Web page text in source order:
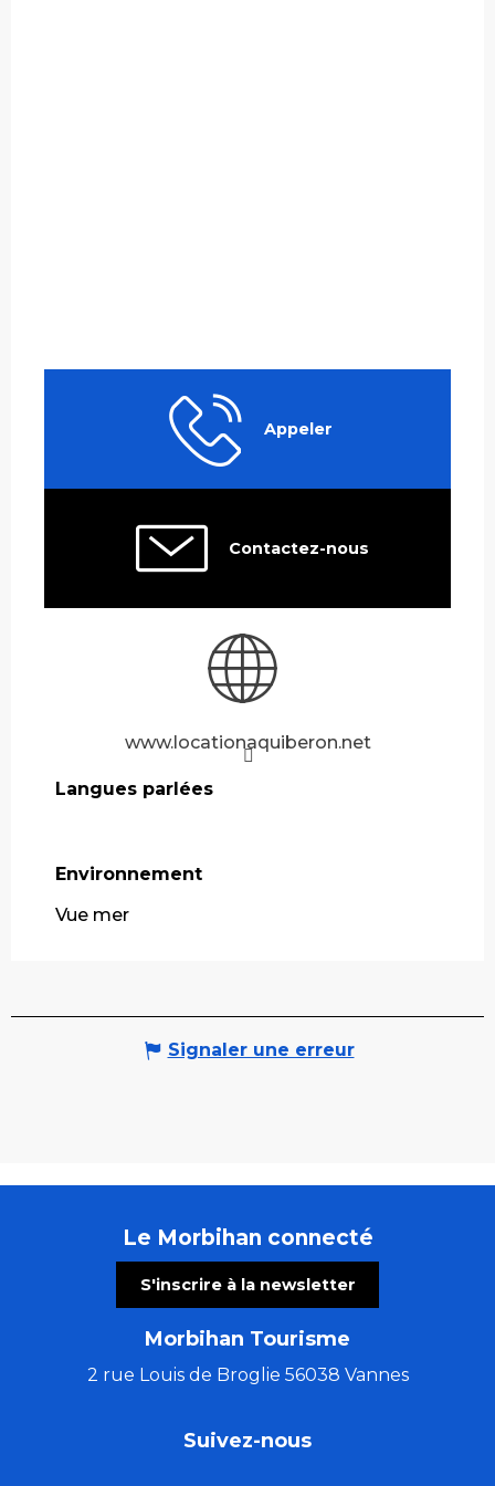
Appeler
Contactez-nous
www.locationaquiberon.net
Langues parlées
Langues parlées
Environnement
Environnement
Vue mer
Signaler une erreur
Le Morbihan connecté
S'inscrire à la newsletter
Morbihan Tourisme
2 rue Louis de Broglie 56038 Vannes
Suivez-nous